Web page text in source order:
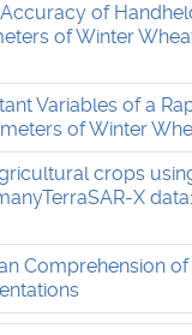
Accuracy of
of Winter
Variables of a
of Winter
crops
X
Comprehension